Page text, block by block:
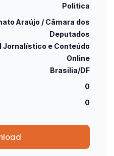
Politica
Araújo / Câmara dos
Deputados
Jornalístico e Conteúdo
Online
Brasilia/DF
0
0